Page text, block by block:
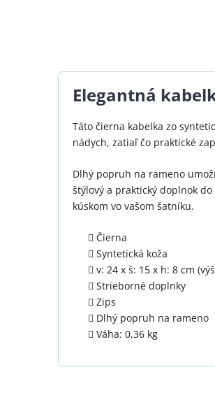
Elegantná
Táto čierna kabelka zo
nádych, zatiaľ čo praktické
Dlhý popruh na rameno
štýlový a praktický doplnok
kúskom vo vašom šatníku.
Čierna
Syntetická koža
v: 24 x š: 15 x h: 8 cm
Strieborné doplnky
Zips
Dlhý popruh na rameno
Váha: 0,36 kg